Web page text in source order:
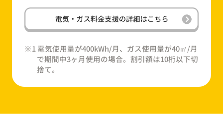
※1 電気使用量が400kWh/月、ガス使用量が40㎥/月
で期間中3ヶ月使用の場合。割引額は10桁以下切
捨て。